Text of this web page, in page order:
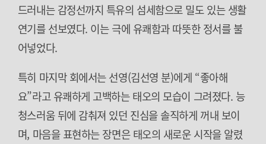
드러내는 감정선까지 특유의 섬세함으로 밀도 있는 생활
연기를 선보였다. 이는 극에 유쾌함과 따뜻한 정서를 불
어넣었다.
특히 마지막 회에서는 선영(김선영 분)에게 “좋아해
요”라고 유쾌하게 고백하는 태오의 모습이 그려졌다. 능
청스러움 뒤에 감춰져 있던 진심을 솔직하게 꺼내 보이
며, 마음을 표현하는 장면은 태오의 새로운 시작을 알렸